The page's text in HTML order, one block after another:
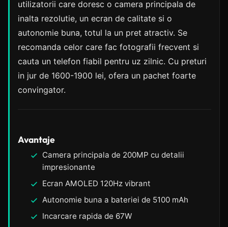
utilizatorii care doresc o camera principala de
inalta rezolutie, un ecran de calitate si o
autonomie buna, totul la un pret atractiv. Se
recomanda celor care fac fotografii frecvent si
cauta un telefon fiabil pentru uz zilnic. Cu preturi
in jur de 1600-1900 lei, ofera un pachet foarte
convingator.
Avantaje
Camera principala de 200MP cu detalii
impresionante
Ecran AMOLED 120Hz vibrant
Autonomie buna a bateriei de 5100 mAh
Incarcare rapida de 67W